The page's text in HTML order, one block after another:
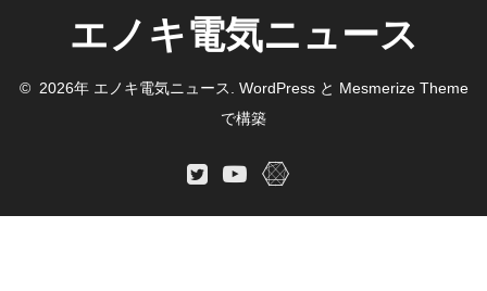
エノキ電気ニュース
© 2026年 エノキ電気ニュース. WordPress と Mesmerize Theme
で構築